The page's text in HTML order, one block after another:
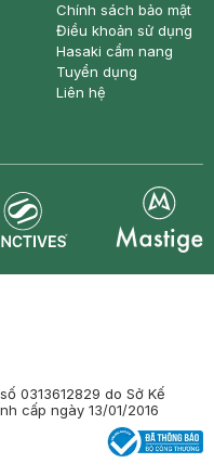
Chính sách bảo mật
Điều khoản sử dụng
Hasaki cẩm nang
Tuyển dụng
Liên hệ
0313612829 do Sở Kế
cấp ngày 13/01/2016